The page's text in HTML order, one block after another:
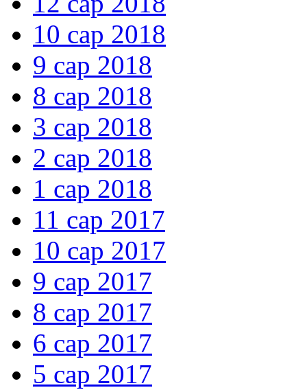
10 сар 2018
9 сар 2018
8 сар 2018
3 сар 2018
2 сар 2018
1 сар 2018
11 сар 2017
10 сар 2017
9 сар 2017
8 сар 2017
6 сар 2017
5 сар 2017